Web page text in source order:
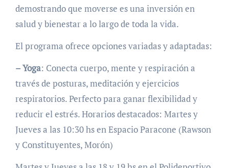
demostrando que moverse es una inversión en
salud y bienestar a lo largo de toda la vida.
El programa ofrece opciones variadas y adaptadas:
– Yoga: Conecta cuerpo, mente y respiración a
través de posturas, meditación y ejercicios
respiratorios. Perfecto para ganar flexibilidad y
reducir el estrés. Horarios destacados: Martes y
Jueves a las 10:30 hs en Espacio Paracone (Rawson
y Constituyentes, Morón)